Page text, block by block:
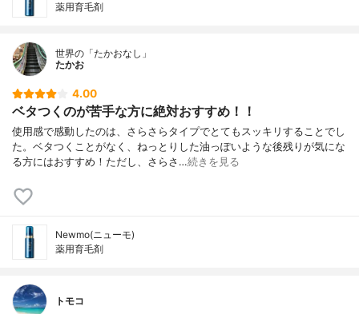
薬用育毛剤
世界の「たかおなし」
たかお
4.00
ベタつくのが苦手な方に絶対おすすめ！！
使用感で感動したのは、さらさらタイプでとてもスッキリすることでし
た。ベタつくことがなく、ねっとりした油っぽいような後残りが気にな
る方にはおすすめ！ただし、さらさ…続きを見る
Newmo(ニューモ)
薬用育毛剤
トモコ